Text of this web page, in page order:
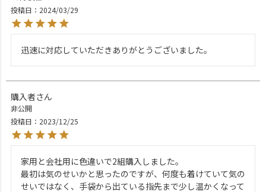
投稿日
2024/03/29
迅速に対応していただきありがとうございました。
購入者
非公開
投稿日
2023/12/25
家用と会社用に色違いで2組購入しました。
最初は気のせいかと思ったのですが、何度も着けていて気の
せいではなく、手袋から出ている指先まで少し温かくなって